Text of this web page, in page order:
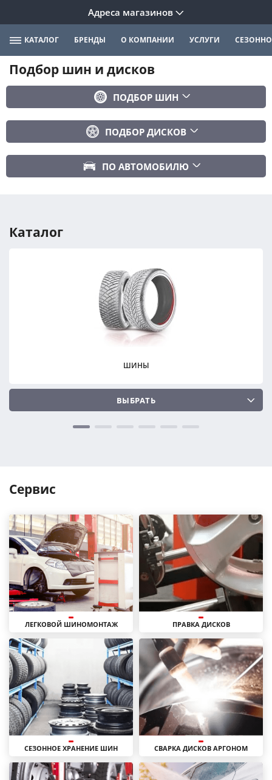
Адреса магазинов
КАТАЛОГ БРЕНДЫ О КОМПАНИИ УСЛУГИ
Подбор шин и дисков
ПОДБОР ШИН
Сбросить
ПОДБОР ДИСКОВ
ПОДОБРАТЬ
Сбросить
ПО АВТОМОБИЛЮ
Год авто
ПОДОБРАТЬ
Сбросить
Каталог
ШИНЫ
ВЫБРАТЬ
Сервис
ЛЕГКОВОЙ ШИНОМОНТАЖ ПРАВКА ДИСКОВ
СЕЗОННОЕ ХРАНЕНИЕ ШИН СВАРКА ДИСКОВ АРГОНОМ